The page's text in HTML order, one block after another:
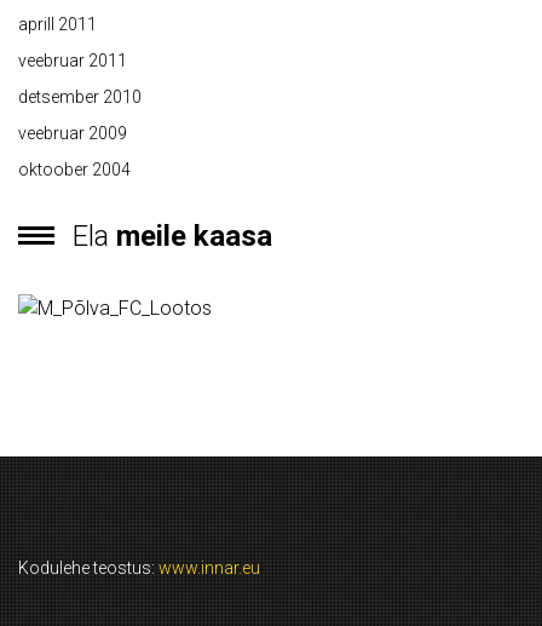
aprill 2011
veebruar 2011
detsember 2010
veebruar 2009
oktoober 2004
Ela meile kaasa
Kodulehe teostus: www.innar.eu